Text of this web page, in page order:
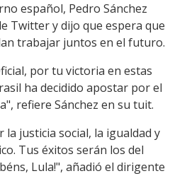
español, Pedro Sánchez
Twitter y dijo que espera que
trabajar juntos en el futuro.
por tu victoria en estas
ha decidido apostar por el
refiere Sánchez en su tuit.
justicia social, la igualdad y
Tus éxitos serán los del
Lula!", añadió el dirigente